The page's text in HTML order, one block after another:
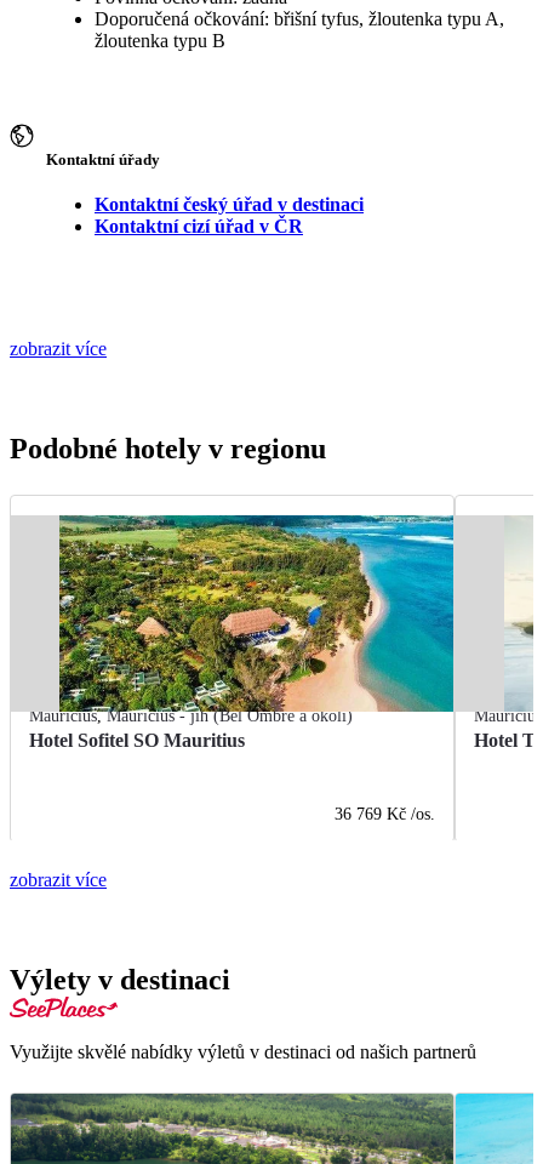
Doporučená očkování: břišní tyfus, žloutenka typu A,
žloutenka typu B
Kontaktní úřady
Kontaktní český úřad v destinaci
Kontaktní cizí úřad v ČR
zobrazit více
Podobné hotely v regionu
Mauricius,Mauricius - jih (Bel Ombre a okolí)
Hotel Sofitel SO Mauritius
36 769 Kč /os.
Mauricius
Hotel
zobrazit více
Výlety v destinaci
Využijte skvělé nabídky výletů v destinaci od našich partnerů